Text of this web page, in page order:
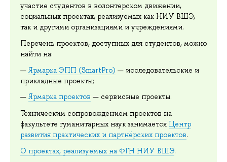
участие студентов в волонтерском движении,
социальных проектах, реализуемых как НИУ ВШЭ,
так и другими организациями и учреждениями.
Перечень проектов, доступных для студентов, можно
найти на:
Ярмарка ЭПП (SmartPro) — исследовательские и
прикладные проекты;
Ярмарка проектов — сервисные проекты.
Техническим сопровождением проектов на
факультете гуманитарных наук занимается Центр
развития практических и партнёрских проектов.
О проектах, реализуемых на ФГН НИУ ВШЭ.